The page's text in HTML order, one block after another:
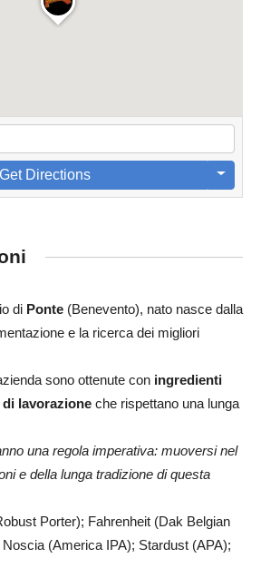
Get Directions
di Ponte (Benevento), nato nasce dalla
e la ricerca dei migliori
sono ottenute con ingredienti
di lavorazione che rispettano una lunga
una regola imperativa: muoversi nel
e della lunga tradizione di questa
Porter); Fahrenheit (Dak Belgian
(America IPA); Stardust (APA);